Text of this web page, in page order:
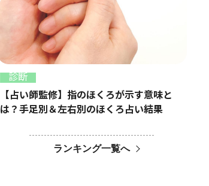
診断
【占い師監修】指のほくろが示す意味と
は？手足別＆左右別のほくろ占い結果
ランキング一覧へ